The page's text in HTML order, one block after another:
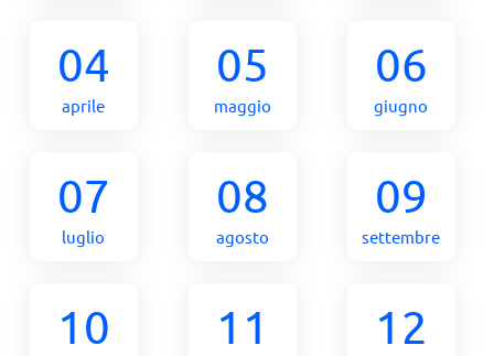
04
aprile
05
maggio
06
giugno
07
luglio
08
agosto
09
settembre
10 11 12